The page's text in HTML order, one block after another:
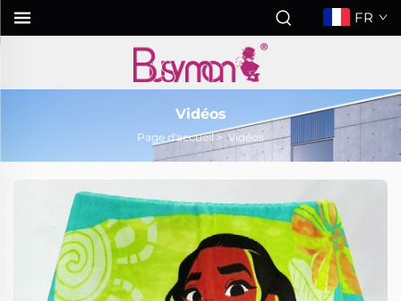
FR
Vidéos
Page d'accueil>Vidéos